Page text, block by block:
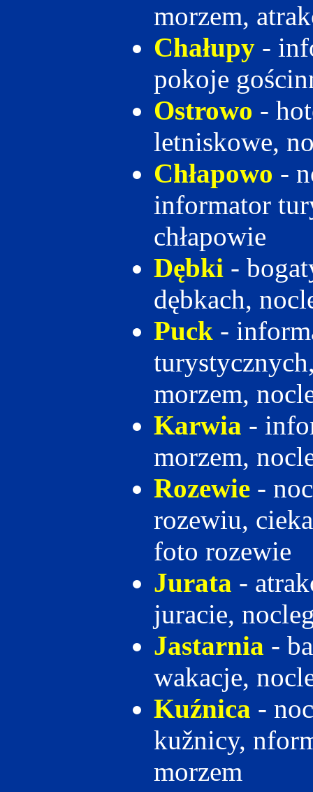
morzem,
Chałupy -
pokoje
Ostrowo -
letniskowe,
Chłapowo -
informator
chłapowie
Dębki -
dębkach,
Puck -
morzem,
Karwia -
morzem,
Rozewie -
rozewiu,
foto rozewie
Jurata -
juracie,
Jastarnia -
wakacje,
Kuźnica -
kužnicy,
morzem